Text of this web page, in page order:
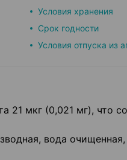
Условия хранения
Срок годности
Условия отпуска из
21 мкг (0,021 мг), что
вода